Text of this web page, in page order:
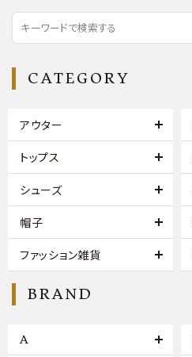
CATEGORY
アウター
トップス
シューズ
帽子
ファッション雑貨
BRAND
A